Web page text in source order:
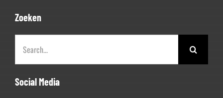
Zoeken
naar:
Social Media